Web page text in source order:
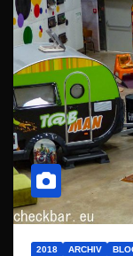
2018 ARCHIV